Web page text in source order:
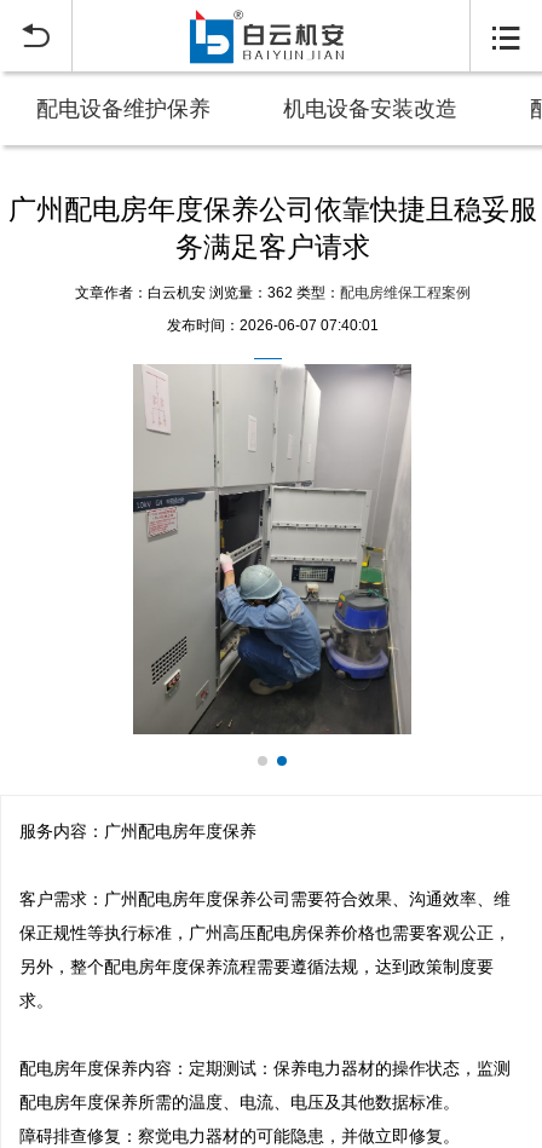
 
配电设备维护保养 机电设备安装改造
广州配电房年度保养公司依靠快捷且稳妥服
务满足客户请求
文章作者：白云机安 浏览量：362 类型： 配电房维保工程案例
发布时间：2026-06-07 07:40:01
服务内容：广州配电房年度保养
客户需求：广州配电房年度保养公司需要符合效果、沟通效率、维
保正规性等执行标准，广州高压配电房保养价格也需要客观公正，
另外，整个配电房年度保养流程需要遵循法规，达到政策制度要
求。
配电房年度保养内容：定期测试：保养电力器材的操作状态，监测
配电房年度保养所需的温度、电流、电压及其他数据标准。
障碍排查修复：察觉电力器材的可能隐患，并做立即修复。